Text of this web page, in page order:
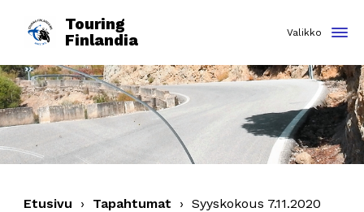
Touring
Finlandia
Etusivu › Tapahtumat ›Syyskokous 7.11.2020